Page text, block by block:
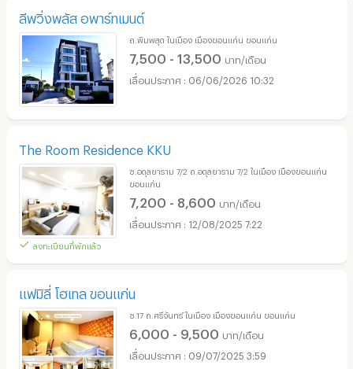
ลีพวิ่งพลัส อพาร์ทเมนต์
ถ.พิมพสุต ในเมือง เมืองขอนแก่น ขอนแก่น
7,500 - 13,500 บาท/เดือน
06/06/2026 10:32
The Room Residence KKU
ลงทะเบียนที่พักแล้ว
ซ.อดุลยาราม 7/2 ถ.อดุลยาราม 7/2 ในเมือง เมืองขอนแก่น
ขอนแก่น
7,200 - 8,600 บาท/เดือน
12/08/2025 7:22
แฟมิลี่ โฮเทล ขอนแก่น
ซ.17 ถ.ศรีจันทร์ ในเมือง เมืองขอนแก่น ขอนแก่น
6,000 - 9,500 บาท/เดือน
09/07/2025 3:59